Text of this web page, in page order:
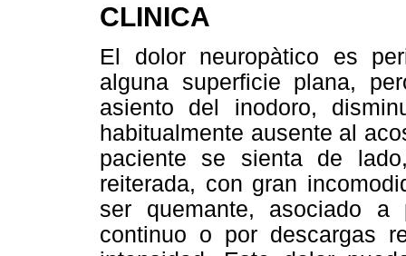
CLINICA
El dolor neuropàtico es
alguna superficie plana,
asiento del inodoro,
habitualmente ausente al
paciente se sienta de
reiterada, con gran
ser quemante, asociado a
continuo o por descargas